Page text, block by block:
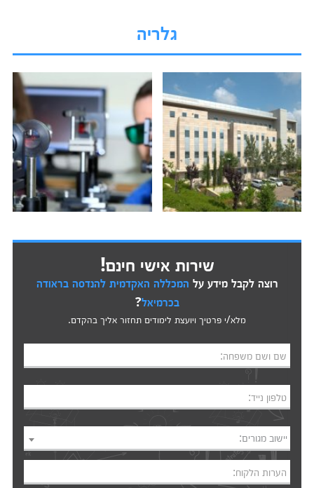
גלריה
שירות אישי חינם!
רוצה לקבל מידע על המכללה האקדמית להנדסה בראודה
בכרמיאל?
מלא/י פרטיך ויועצת לימודים תחזור אליך בהקדם.
שם ושם משפחה:
טלפון נייד:
יישוב מגורים:
הערות הלקוח: